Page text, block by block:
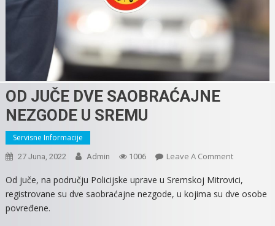
OD JUČE DVE SAOBRAĆAJNE
NEZGODE U SREMU
Servisne Informacije
27 Juna, 2022 Admin 1006 Leave A CommentOn
JUČE
DVE
Od juče, na području Policijske uprave u Sremskoj Mitrovici,
registrovane su dve saobraćajne nezgode, u kojima su dve osobe
povređene.